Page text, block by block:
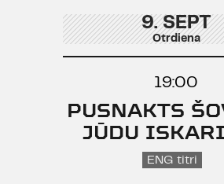
9. SEPT
Otrdiena
19:00
PUSNAKTS
JŪDU
ENG titri